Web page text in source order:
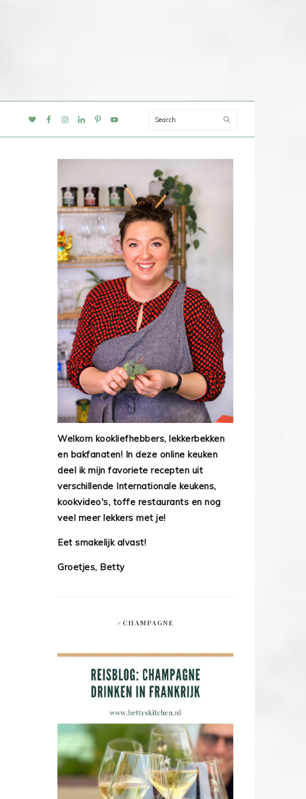
NAV
Search
Welkom kookliefhebbers, lekkerbekken
en bakfanaten! In deze online keuken
deel ik mijn favoriete recepten uit
verschillende Internationale keukens,
kookvideo's, toffe restaurants en nog
veel meer lekkers met je!
Eet smakelijk alvast!
Groetjes, Betty
#CHAMPAGNE